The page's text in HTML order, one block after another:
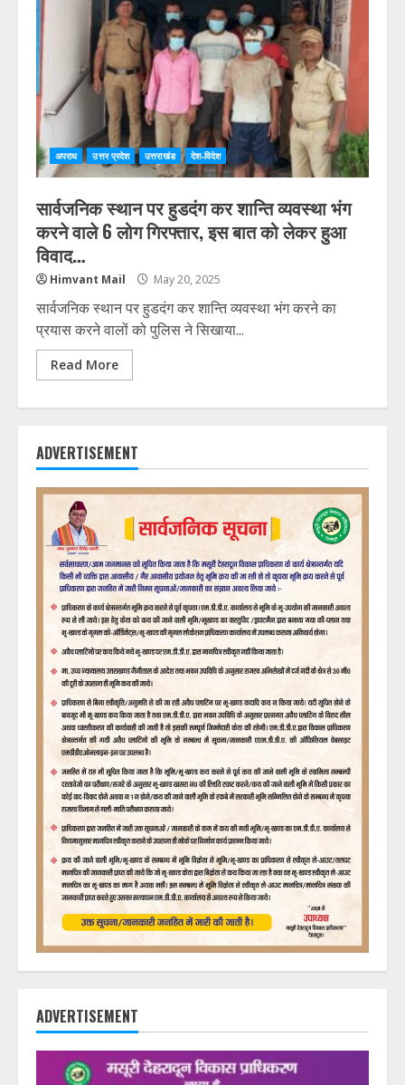
अपराध उत्तर प्रदेश उत्तराखंड देश-विदेश
सार्वजनिक स्थान पर हुडदंग कर शान्ति व्यवस्था भंग
करने वाले 6 लोग गिरफ्तार, इस बात को लेकर हुआ
विवाद…
Himvant Mail May 20, 2025
सार्वजनिक स्थान पर हुडदंग कर शान्ति व्यवस्था भंग करने का
प्रयास करने वालों को पुलिस ने सिखाया...
Read More
ADVERTISEMENT
ADVERTISEMENT